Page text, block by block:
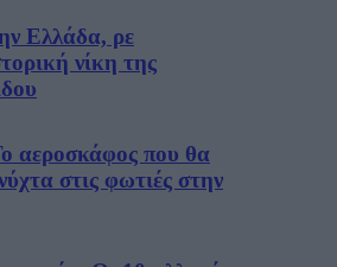
Ελλάδα, ρε
νίκη της
αεροσκάφος που θα
στις φωτιές στην